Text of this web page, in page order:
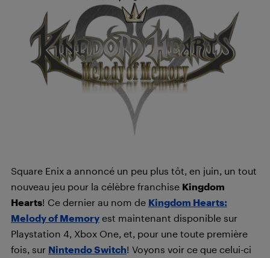
Square Enix a annoncé un peu plus tôt, en juin, un tout
nouveau jeu pour la célèbre franchise Kingdom
Hearts! Ce dernier au nom de Kingdom Hearts:
Melody of Memory est maintenant disponible sur
Playstation 4, Xbox One, et, pour une toute première
fois, sur Nintendo Switch! Voyons voir ce que celui-ci